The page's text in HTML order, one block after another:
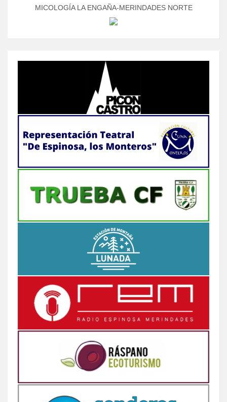
MICOLOGÍA LA ENGAÑA-MERINDADES NORTE